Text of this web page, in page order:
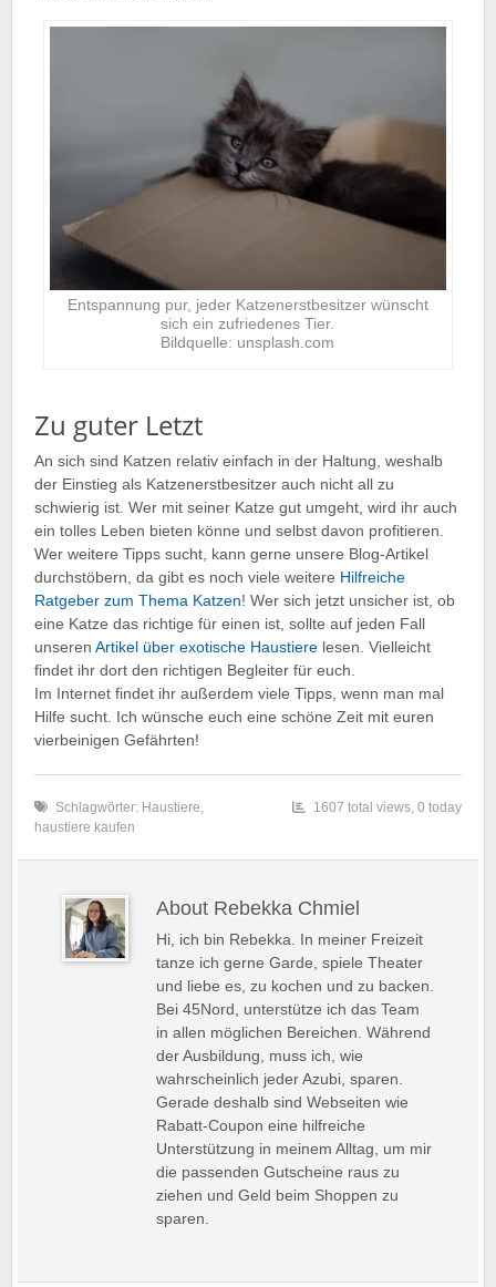
Entspannung pur, jeder Katzenerstbesitzer wünscht
sich ein zufriedenes Tier.
Bildquelle: unsplash.com
Zu guter Letzt
An sich sind Katzen relativ einfach in der Haltung, weshalb
der Einstieg als Katzenerstbesitzer auch nicht all zu
schwierig ist. Wer mit seiner Katze gut umgeht, wird ihr auch
ein tolles Leben bieten könne und selbst davon profitieren.
Wer weitere Tipps sucht, kann gerne unsere Blog-Artikel
durchstöbern, da gibt es noch viele weitere Hilfreiche
Ratgeber zum Thema Katzen! Wer sich jetzt unsicher ist, ob
eine Katze das richtige für einen ist, sollte auf jeden Fall
unseren Artikel über exotische Haustiere lesen. Vielleicht
findet ihr dort den richtigen Begleiter für euch.
Im Internet findet ihr außerdem viele Tipps, wenn man mal
Hilfe sucht. Ich wünsche euch eine schöne Zeit mit euren
vierbeinigen Gefährten!
Schlagwörter: Haustiere
haustiere kaufen
1607 total views, 0 today
About Rebekka Chmiel
Hi, ich bin Rebekka. In meiner Freizeit
tanze ich gerne Garde, spiele Theater
und liebe es, zu kochen und zu backen.
Bei 45Nord, unterstütze ich das Team
in allen möglichen Bereichen. Während
der Ausbildung, muss ich, wie
wahrscheinlich jeder Azubi, sparen.
Gerade deshalb sind Webseiten wie
Rabatt-Coupon eine hilfreiche
Unterstützung in meinem Alltag, um mir
die passenden Gutscheine raus zu
ziehen und Geld beim Shoppen zu
sparen.